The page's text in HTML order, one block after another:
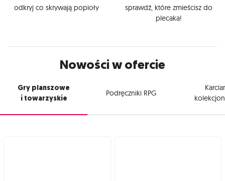
odkryj co skrywają popioły
sprawdź, które zmieścisz do
plecaka!
Nowości w ofercie
Gry planszowe
i towarzyskie
Podręczniki RPG